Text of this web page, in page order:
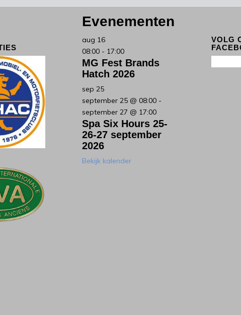
Evenementen
aug 16
08:00 - 17:00
MG Fest Brands
Hatch 2026
sep 25
september 25 @ 08:00 -
september 27 @ 17:00
Spa Six Hours 25-
26-27 september
2026
Bekijk kalender
VOLG